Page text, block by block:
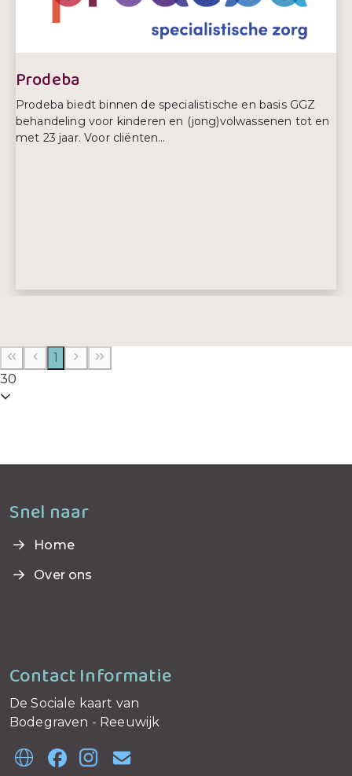
Telefoonnummer:
0618981827
Prodeba
Prodeba biedt binnen de specialistische en basis GGZ
behandeling voor kinderen en (jong)volwassenen tot en
met 23 jaar. Voor cliënten...
E-mailadres:
zorgaanvraag@prodeba.nl
1
30
Snel naar
Home
Over ons
Contact Informatie
De Sociale kaart van
Bodegraven - Reeuwijk